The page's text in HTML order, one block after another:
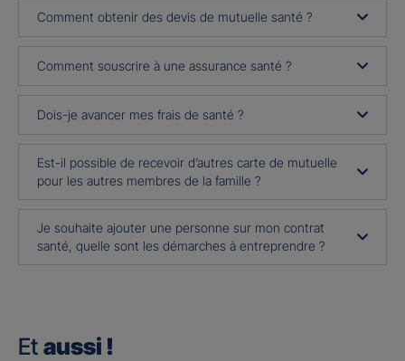
Comment obtenir des devis de mutuelle santé ?
Comment souscrire à une assurance santé ?
Dois-je avancer mes frais de santé ?
Est-il possible de recevoir d’autres carte de mutuelle
pour les autres membres de la famille ?
Je souhaite ajouter une personne sur mon contrat
santé, quelle sont les démarches à entreprendre ?
Et aussi !